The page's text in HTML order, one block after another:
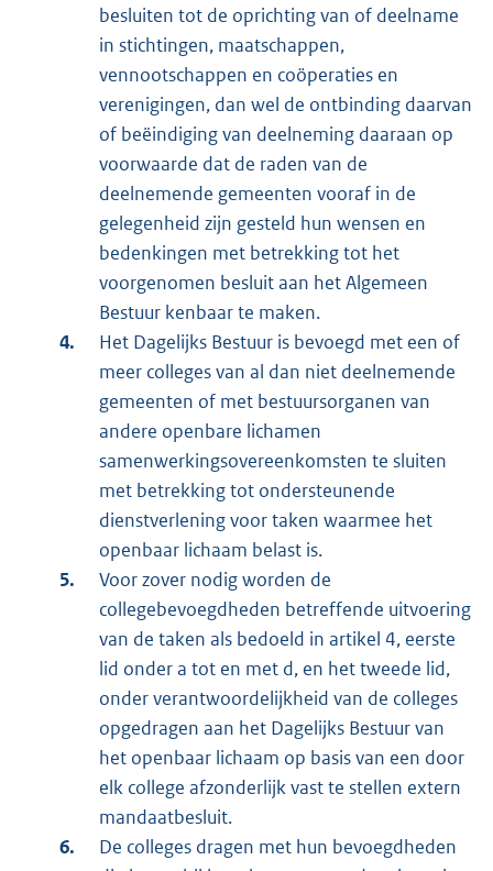
besluiten tot de oprichting van of deelname
in stichtingen, maatschappen,
vennootschappen en coöperaties en
verenigingen, dan wel de ontbinding daarvan
of beëindiging van deelneming daaraan op
voorwaarde dat de raden van de
deelnemende gemeenten vooraf in de
gelegenheid zijn gesteld hun wensen en
bedenkingen met betrekking tot het
voorgenomen besluit aan het Algemeen
Bestuur kenbaar te maken.
Het Dagelijks Bestuur is bevoegd met een of
meer colleges van al dan niet deelnemende
gemeenten of met bestuursorganen van
andere openbare lichamen
samenwerkingsovereenkomsten te sluiten
met betrekking tot ondersteunende
dienstverlening voor taken waarmee het
openbaar lichaam belast is.
Voor zover nodig worden de
collegebevoegdheden betreffende uitvoering
van de taken als bedoeld in artikel 4, eerste
lid onder a tot en met d, en het tweede lid,
onder verantwoordelijkheid van de colleges
opgedragen aan het Dagelijks Bestuur van
het openbaar lichaam op basis van een door
elk college afzonderlijk vast te stellen extern
mandaatbesluit.
De colleges dragen met hun bevoegdheden